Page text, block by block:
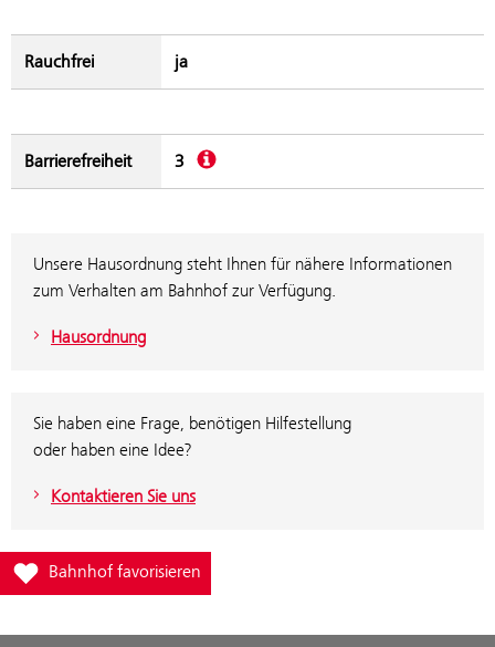
Rauchfrei ja
Barrierefreiheit 3 Beschreibung
Unsere Hausordnung steht Ihnen für nähere Informationen
zum Verhalten am Bahnhof zur Verfügung.
Hausordnung
Sie haben eine Frage, benötigen Hilfestellung
oder haben eine Idee?
Kontaktieren Sie uns
Füge Bahnhof Wien Praterkai zur Favoritenliste hinzu
Bahnhof favorisieren